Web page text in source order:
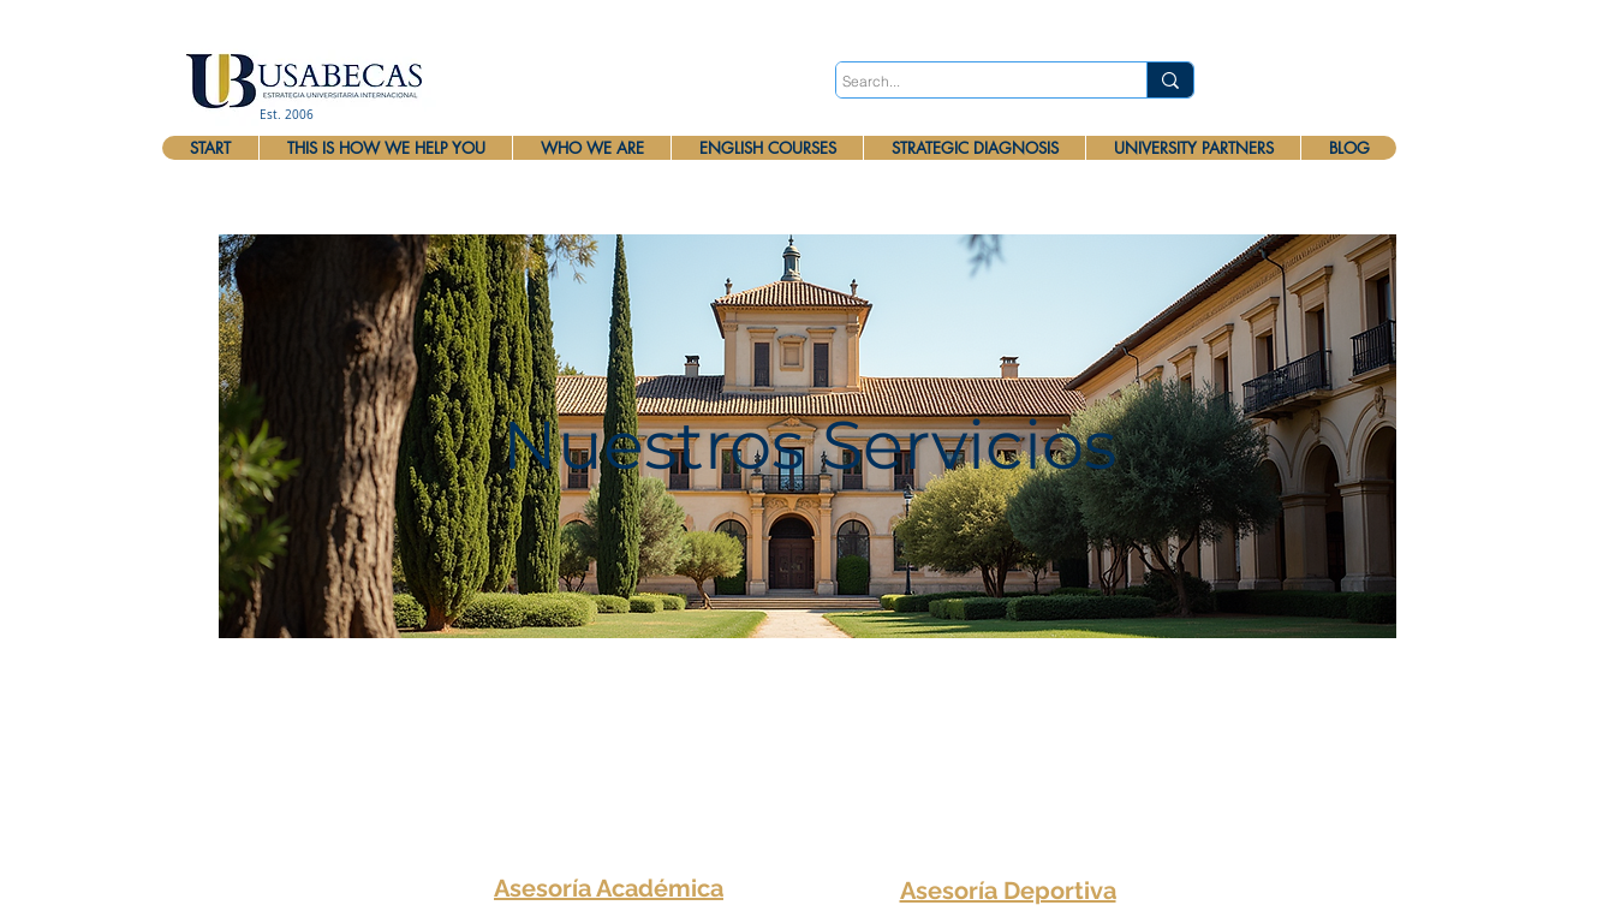
Est. 2006
START THIS IS HOW WE HELP YOU WHO WE ARE ENGLISH COURSES STRATEGIC DIAGNOSIS UNIVERSITY PARTNERS BLOG
Nuestros Servicios
Asesoría Académica Asesoría Deportiva